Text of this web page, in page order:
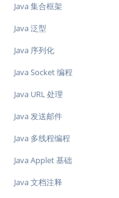
Java 集合框架
Java 泛型
Java 序列化
Java Socket 编程
Java URL 处理
Java 发送邮件
Java 多线程编程
Java Applet 基础
Java 文档注释